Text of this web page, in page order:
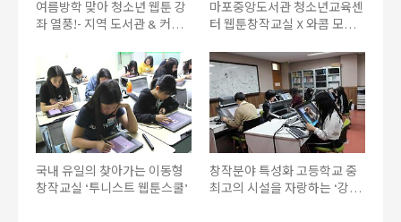
여름방학 맞아 청소년 웹툰 강
좌 열풍!- 지역 도서관 & 커뮤
마포중앙도서관 청소년교육센
터 웹툰창작교실 X 와콤 모바
국내 유일의 찾아가는 이동형
창작교실 ‘투니스트 웹툰스쿨’
창작분야 특성화 고등학교 중
최고의 시설을 자랑하는 ‘강원